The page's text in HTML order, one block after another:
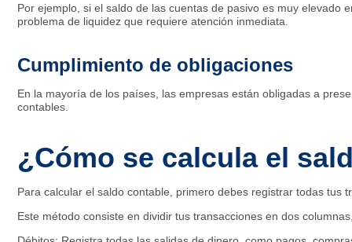
Por ejemplo, si el saldo de las cuentas de pasivo es muy
problema de liquidez que requiere atención inmediata.
Cumplimiento de obligaciones
En la mayoría de los países, las empresas están obligadas a
contables.
¿Cómo se calcula el
Para calcular el saldo contable, primero debes registrar todas
Este método consiste en dividir tus transacciones en dos